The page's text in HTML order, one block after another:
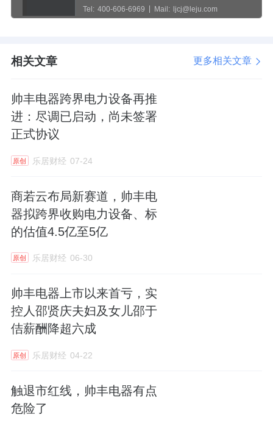
Tel: 400-606-6969 Mail: ljcj@leju.com
相关文章 更多相关文章
帅丰电器跨界电力设备再推
进：尽调已启动，尚未签署
正式协议
原创 乐居财经 07-24
商若云布局新赛道，帅丰电
器拟跨界收购电力设备、标
的估值4.5亿至5亿
原创 乐居财经 06-30
帅丰电器上市以来首亏，实
控人邵贤庆夫妇及女儿邵于
佶薪酬降超六成
原创 乐居财经 04-22
触退市红线，帅丰电器有点
危险了